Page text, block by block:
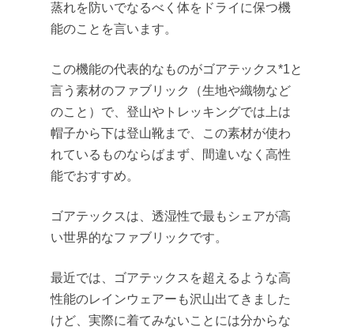
蒸れを防いでなるべく体をドライに保つ機
能のことを言います。
この機能の代表的なものがゴアテックス*1と
言う素材のファブリック（生地や織物など
のこと）で、登山やトレッキングでは上は
帽子から下は登山靴まで、この素材が使わ
れているものならばまず、間違いなく高性
能でおすすめ。
ゴアテックスは、透湿性で最もシェアが高
い世界的なファブリックです。
最近では、ゴアテックスを超えるような高
性能のレインウェアーも沢山出てきました
けど、実際に着てみないことには分からな
Home
Trekking
Mt.Fuji
etc
Favorite
Products